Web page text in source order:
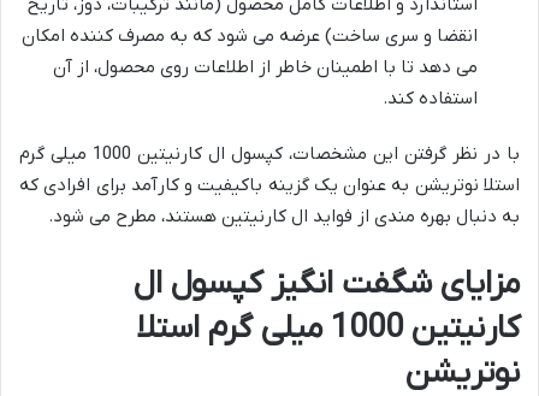
انقضا و سری ساخت) عرضه می شود که به مصرف کننده امکان
می دهد تا با اطمینان خاطر از اطلاعات روی محصول، از آن
استفاده کند.
با در نظر گرفتن این مشخصات، کپسول ال کارنیتین 1000 میلی گرم
استلا نوتریشن به عنوان یک گزینه باکیفیت و کارآمد برای افرادی که
به دنبال بهره مندی از فواید ال کارنیتین هستند، مطرح می شود.
مزایای شگفت انگیز کپسول ال
کارنیتین 1000 میلی گرم استلا
نوتریشن